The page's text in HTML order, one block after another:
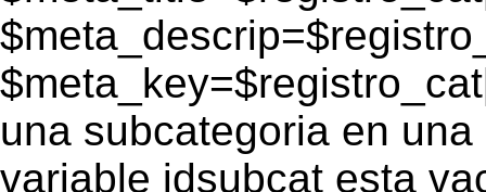
una subcategoria en
variable idsubcat esta